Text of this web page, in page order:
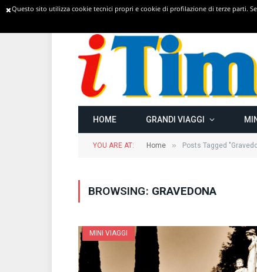
TRENDING
HOME GRANDI VIAGGI
YOU ARE AT: Home » Posts Tagged
BROWSING: GRAVEDONA
MINI VIAGGI
Questo sito utilizza cookie tecnici propri e cookie di profilazione di terze parti.